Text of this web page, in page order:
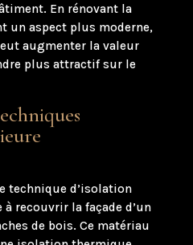
En rénovant la
un aspect plus moderne,
augmenter la valeur
plus attractif sur le
technique d’isolation
recouvrir la façade d’un
de bois. Ce matériau